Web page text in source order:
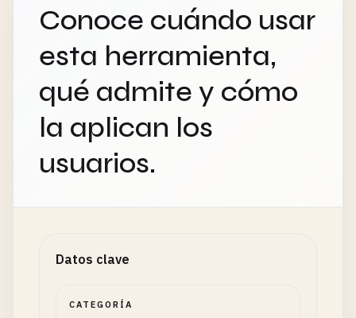
Conoce cuándo usar
esta herramienta,
qué admite y cómo
la aplican los
usuarios.
Datos clave
CATEGORÍA